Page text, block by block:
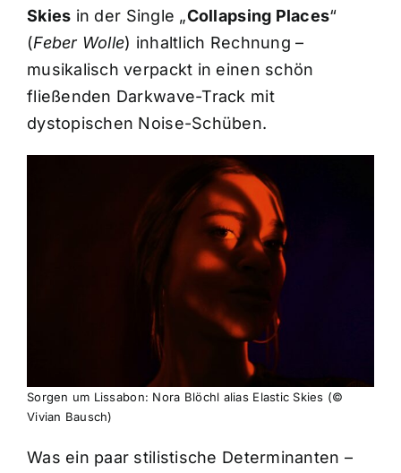
Skies in der Single „Collapsing Places“
(Feber Wolle) inhaltlich Rechnung –
musikalisch verpackt in einen schön
fließenden Darkwave-Track mit
dystopischen Noise-Schüben.
Sorgen um Lissabon: Nora Blöchl alias Elastic Skies (©
Vivian Bausch)
Was ein paar stilistische Determinanten –